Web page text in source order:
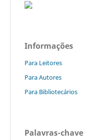
Informações
Para Leitores
Para Autores
Para Bibliotecários
Palavras-chave